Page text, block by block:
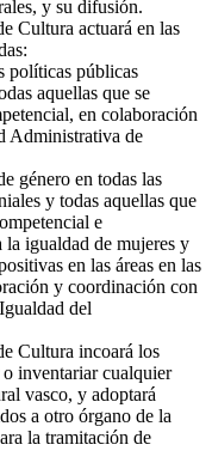
y su difusión.
Cultura actuará en las
políticas públicas
aquellas que se
en colaboración
Administrativa de
género en todas las
y todas aquellas que
e
la igualdad de mujeres y
en las áreas en las
y coordinación con
del
Cultura incoará los
inventariar cualquier
vasco, y adoptará
a otro órgano de la
la tramitación de